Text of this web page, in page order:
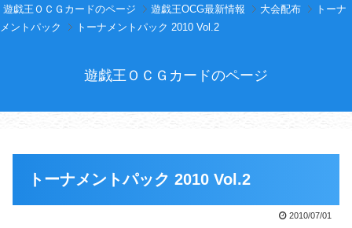
遊戯王ＯＣＧカードのページ 遊戯王OCG最新情報 大会配布
トーナ
メントパック
トーナメントパック 2010 Vol.2
遊戯王ＯＣＧカードのページ
トーナメントパック 2010 Vol.2
2010/07/01